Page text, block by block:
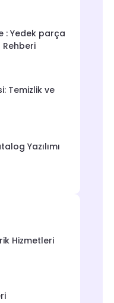
: Yedek parça
Temizlik ve
Yazılımı
Hizmetleri